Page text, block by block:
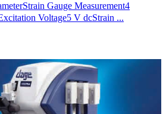
Gauge Measurement4
Voltage5 V dcStrain ...